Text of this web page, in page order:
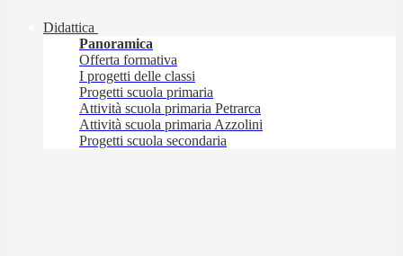
Didattica
Panoramica
Offerta formativa
I progetti delle classi
Progetti scuola primaria
Attività scuola primaria Petrarca
Attività scuola primaria Azzolini
Progetti scuola secondaria